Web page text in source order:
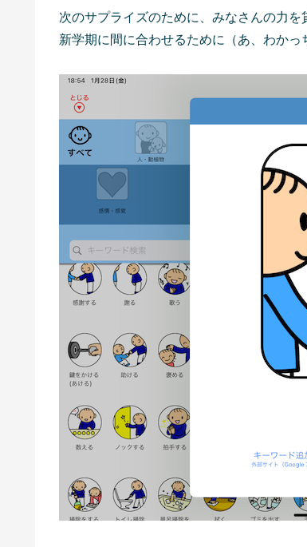
次のサプライズのために、みなさんの力を
新学期に間に合わせるために（あ、わかっ